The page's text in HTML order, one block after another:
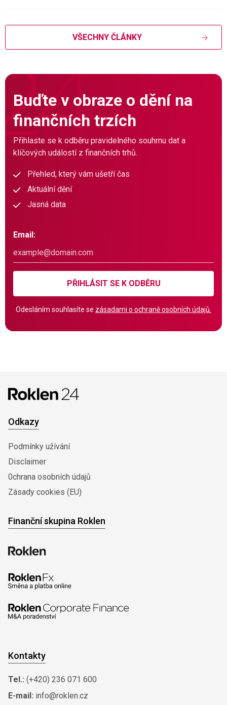
VŠECHNY ČLÁNKY
Buďte v obraze o dění na
finančních trzích
Přihlaste se k odběru pravidelného souhrnu dat a
klíčových událostí z finančních trhů.
Přehled, který vám ušetří čas
Aktuální dění
Jasná data
Email:
PŘIHLÁSIT SE K ODBĚRU
Odesláním souhlasíte se zásadami o ochraně osobních údajů.
Odkazy
Podmínky užívání
Disclaimer
0chrana osobních údajů
Zásady cookies (EU)
Finanční skupina Roklen
Kontakty
Tel.: (+420) 236 071 600
E-mail: info@roklen.cz